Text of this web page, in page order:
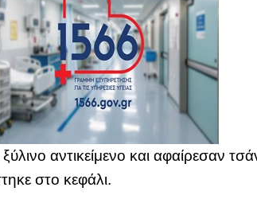
αντικείμενο και αφαίρεσαν
στο κεφάλι.